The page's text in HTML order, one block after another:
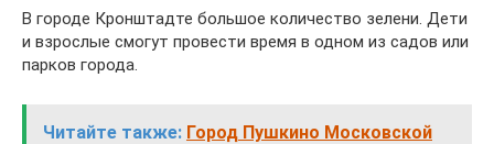
В городе Кронштадте большое количество зелени. Дети
и взрослые смогут провести время в одном из садов или
парков города.
Читайте также: Город Пушкино Московской